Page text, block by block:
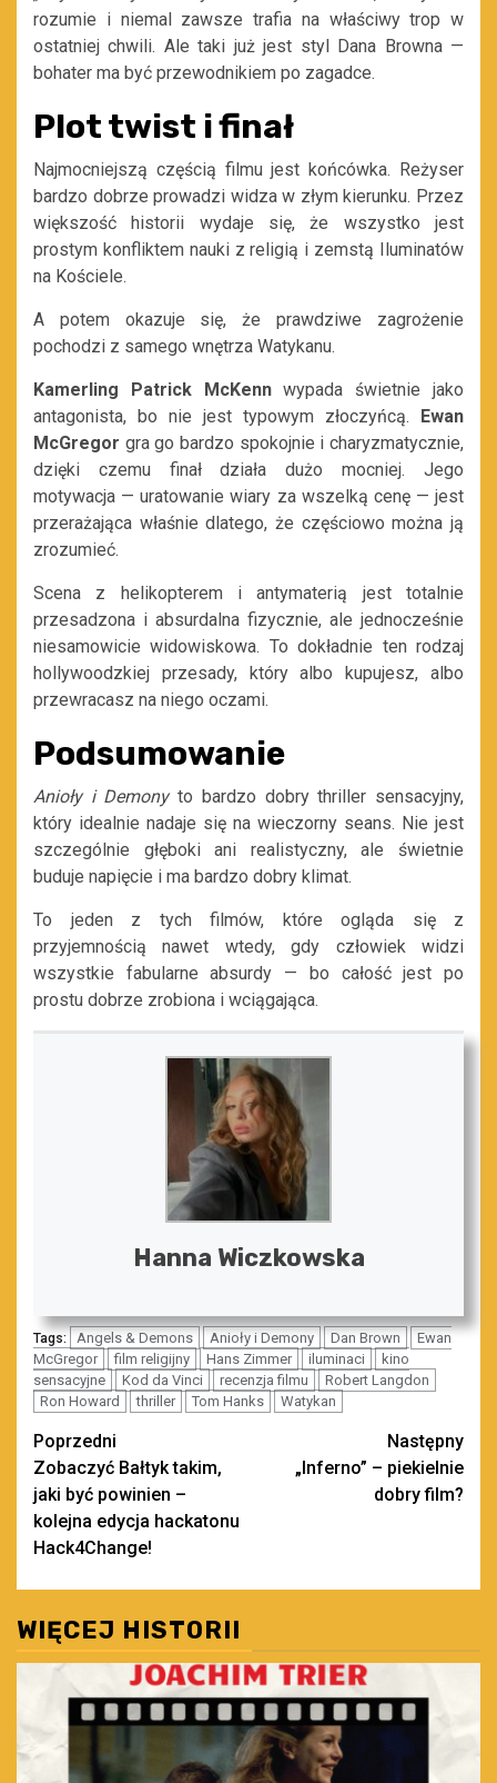
rozumie i niemal zawsze trafia na właściwy trop w
ostatniej chwili. Ale taki już jest styl Dana Browna —
bohater ma być przewodnikiem po zagadce.
Plot twist i finał
Najmocniejszą częścią filmu jest końcówka. Reżyser
bardzo dobrze prowadzi widza w złym kierunku. Przez
większość historii wydaje się, że wszystko jest
prostym konfliktem nauki z religią i zemstą Iluminatów
na Kościele.
A potem okazuje się, że prawdziwe zagrożenie
pochodzi z samego wnętrza Watykanu.
Kamerling Patrick McKennwypada świetnie jako
antagonista, bo nie jest typowym złoczyńcą.
Ewan
McGregor gra go bardzo spokojnie i charyzmatycznie,
dzięki czemu finał działa dużo mocniej. Jego
motywacja — uratowanie wiary za wszelką cenę — jest
przerażająca właśnie dlatego, że częściowo można ją
zrozumieć.
Scena z helikopterem i antymaterią jest totalnie
przesadzona i absurdalna fizycznie, ale jednocześnie
niesamowicie widowiskowa. To dokładnie ten rodzaj
hollywoodzkiej przesady, który albo kupujesz, albo
przewracasz na niego oczami.
Podsumowanie
Anioły i Demonyto bardzo dobry thriller sensacyjny,
który idealnie nadaje się na wieczorny seans. Nie jest
szczególnie głęboki ani realistyczny, ale świetnie
buduje napięcie i ma bardzo dobry klimat.
To jeden z tych filmów, które ogląda się z
przyjemnością nawet wtedy, gdy człowiek widzi
wszystkie fabularne absurdy — bo całość jest po
prostu dobrze zrobiona i wciągająca.
Hanna Wiczkowska
Tags: Angels & Demons Anioły i Demony Dan Brown
Ewan
McGregor
film religijny Hans Zimmer iluminaci
kino
sensacyjne
Kod da Vinci recenzja filmu
Robert Langdon
Ron Howard
thriller Tom Hanks Watykan
Zobacz
wpisy
Poprzedni
Zobaczyć Bałtyk takim,
jaki być powinien –
kolejna edycja hackatonu
Hack4Change!
Następny
„Inferno” – piekielnie
dobry film?
WIĘCEJ HISTORII